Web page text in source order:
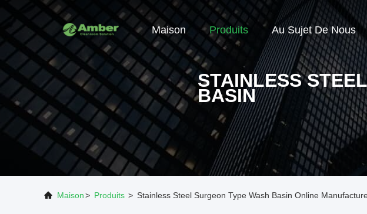
Maison Produits Au Sujet De Nous
STAINLESS
BASIN
Maison> Produits > Stainless Steel Surgeon Type Wash Basin Online